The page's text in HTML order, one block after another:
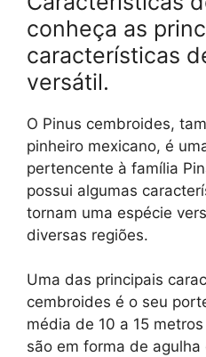
conheça as
características
versátil.
O Pinus cembroides,
pinheiro mexicano, é
pertencente à família
possui algumas
tornam uma espécie
diversas regiões.
Uma das principais
cembroides é o seu
média de 10 a 15
são em forma de